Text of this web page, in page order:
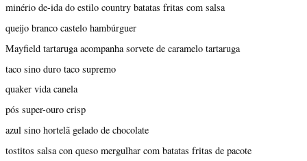
minério de-ida do estilo country batatas fritas com salsa
queijo branco castelo hambúrguer
Mayfield tartaruga acompanha sorvete de caramelo tartaruga
taco sino duro taco supremo
quaker vida canela
pós super-ouro crisp
azul sino hortelã gelado de chocolate
tostitos salsa con queso mergulhar com batatas fritas de pacote